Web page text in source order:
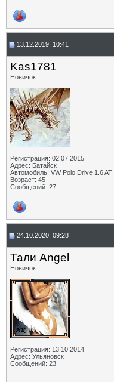
13.12.2019, 10:41
Kas1781
Новичок
Регистрация: 02.07.2015
Адрес: Батайск
Автомобиль: VW Polo Drive 1.6 AT
Возраст: 45
Сообщений: 27
24.10.2020, 09:28
Тали Angel
Новичок
Регистрация: 13.10.2014
Адрес: Ульяновск
Сообщений: 23